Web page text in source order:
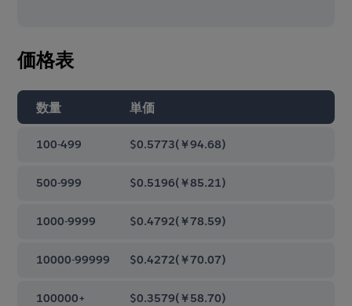
価格表
数量 単価
100-499 $0.5773(￥94.68)
500-999 $0.5196(￥85.21)
1000-9999 $0.4792(￥78.59)
10000-99999 $0.4272(￥70.07)
100000+ $0.3579(￥58.70)